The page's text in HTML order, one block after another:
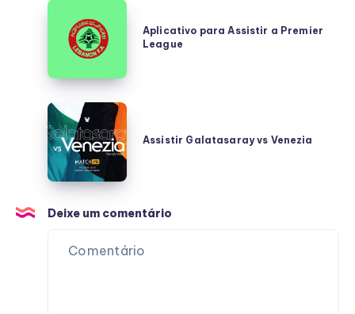
Aplicativo
para
Assistir
Premier
League
Aplicativo para Assistir a Premier
League
Assistir
Galatasaray
vs
Venezia
Assistir Galatasaray vs Venezia
Deixe um comentário